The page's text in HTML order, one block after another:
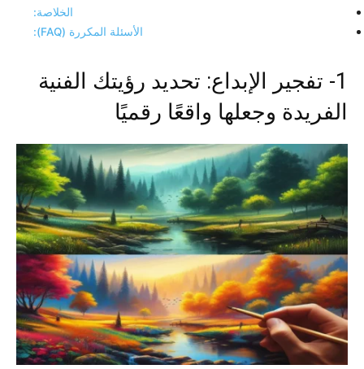
الخلاصة:
الأسئلة المكررة (FAQ):
1- تفجير الإبداع: تحديد رؤيتك الفنية
الفريدة وجعلها واقعًا رقميًا